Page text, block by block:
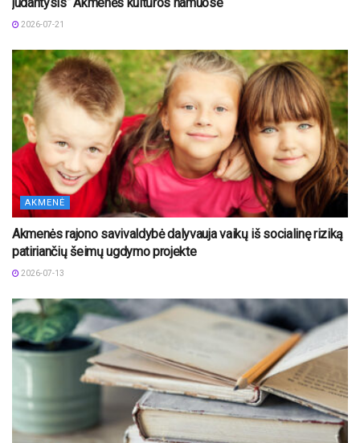
2026-07-21
AKMENĖ
Akmenės rajono savivaldybė dalyvauja vaikų iš socialinę riziką
patiriančių šeimų ugdymo projekte
2026-07-13